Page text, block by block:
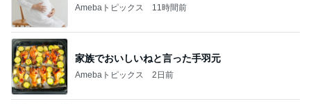
Amebaトピックス 11時間前
家族でおいしいねと言った手羽元
Amebaトピックス 2日前